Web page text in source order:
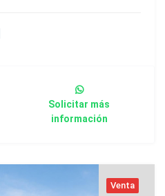
Solicitar más
información
Venta